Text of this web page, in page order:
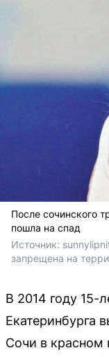
После сочинского
пошла на спад
Источник:
запрещена на
В 2014 году 15-
Екатеринбурга
Сочи в красном